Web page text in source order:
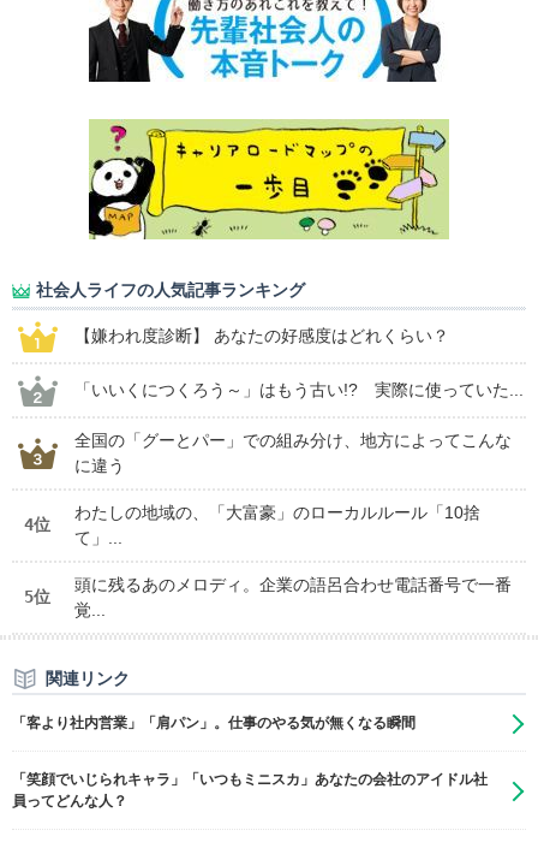
社会人ライフの人気記事ランキング
【嫌われ度診断】 あなたの好感度はどれくらい？
「いいくにつくろう～」はもう古い!? 実際に使っていた...
全国の「グーとパー」での組み分け、地方によってこんな
に違う
4位
わたしの地域の、「大富豪」のローカルルール「10捨
て」...
5位
頭に残るあのメロディ。企業の語呂合わせ電話番号で一番
覚...
関連リンク
「客より社内営業」「肩パン」。仕事のやる気が無くなる瞬間
「笑顔でいじられキャラ」「いつもミニスカ」あなたの会社のアイドル社
員ってどんな人？